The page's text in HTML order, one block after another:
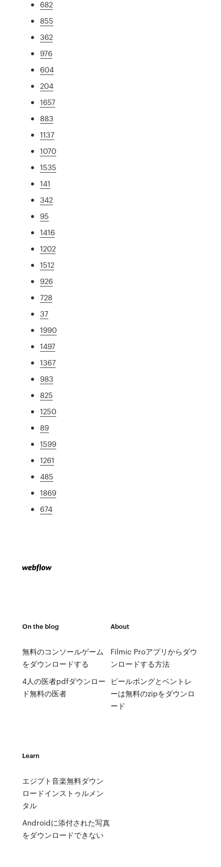
682
855
362
976
604
204
1657
883
1137
1070
1535
141
342
95
1416
1202
1512
926
728
37
1990
1497
1367
983
825
1250
89
1599
1261
485
1869
674
On the blog
無料のコンソールゲーム
をダウンロードする
4人の医者pdfダウンロー
ド無料の医者
About
Filmic Proアプリからダウ
ンロードする方法
ビールボングとベントレ
ーは無料のzipをダウンロ
ード
Learn
エジプト音楽無料ダウン
ロードインストゥルメン
タル
Androidに添付された写真
をダウンロードできない